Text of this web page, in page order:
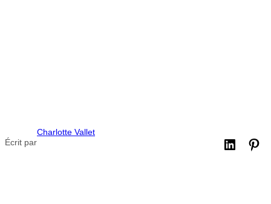
Écrit par
Charlotte Vallet